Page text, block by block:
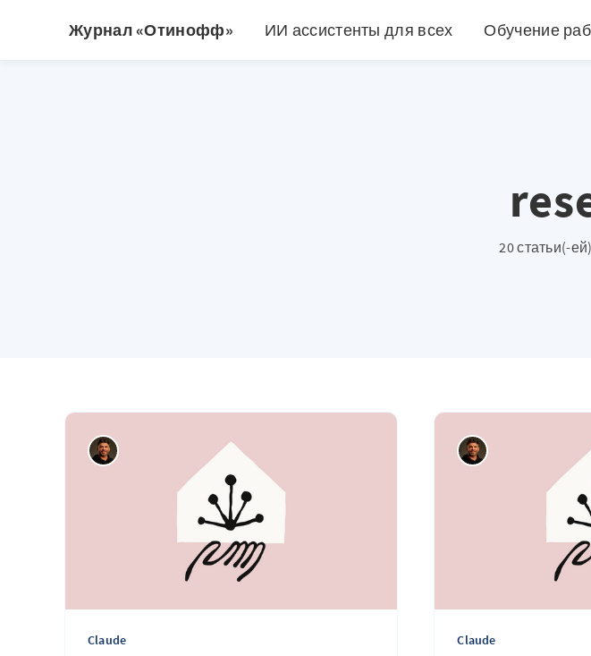
Журнал «Отинофф» ИИ ассистенты для всех Обучение
20 статьи(-
Claude Claude